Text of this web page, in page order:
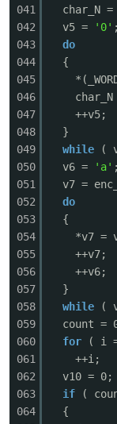
041
042
043
044
045
046
047
048
049
050
051
052
053
054
055
056
057
058
059
060
061
062
063
064
char_N =
v5 =
'0' ;
do
{
++v5;
}
while
(
v6 =
'a' ;
v7 =
do
{
*v7 =
++v7;
++v6;
}
while
(
count =
for
( i
++i;
v10 = 0;
if
(
{